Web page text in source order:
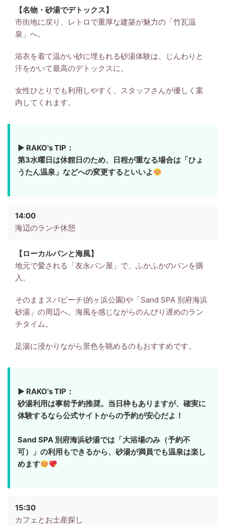
【名物・砂湯でデトックス】
市街地に戻り、レトロで重厚な建築が魅力の「竹瓦温
泉」へ。
浴衣を着て温かい砂に埋もれる砂湯体験は、じんわりと
汗をかいて最高のデトックスに。
女性ひとりでも利用しやすく、スタッフさんが優しく案
内してくれます。
▶ RAKO's TIP：
第3水曜日は休館日のため、日程が重なる場合は「ひょ
うたん温泉」などへの変更するといいよ
14:00
海辺のランチ休憩
【ローカルパンと海風】
地元で愛される「友永パン屋」で、ふかふかのパンを購
入。
そのままスパビーチ(的ヶ浜公園)や「Sand SPA 別府海浜
砂湯」の周辺へ。海風を感じながらのんびり遅めのラン
チタイム。
足湯に浸かりながら景色を眺めるのもおすすめです。
▶ RAKO's TIP：
砂湯利用は事前予約推奨。当日枠もありますが、確実に
体験するなら公式サイトからの予約が安心だよ！
Sand SPA 別府海浜砂湯では「大浴場のみ（予約不
可）」の利用もできるから、砂湯が満員でも温泉は楽し
めます
15:30
カフェとお土産探し